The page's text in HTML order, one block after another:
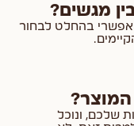
מגשים?
אפשרי בהחלט לבחור
שלכם, ונוכל